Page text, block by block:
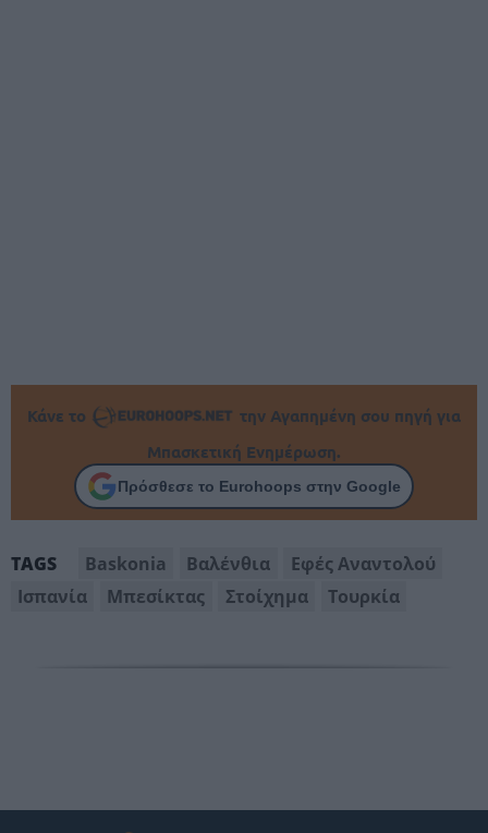
Κάνε το
την Αγαπημένη σου πηγή για
Μπασκετική Ενημέρωση.
Πρόσθεσε το Eurohoops στην Google
TAGS Baskonia Βαλένθια
Εφές Αναντολού
Ισπανία
Μπεσίκτας Στοίχημα Τουρκία